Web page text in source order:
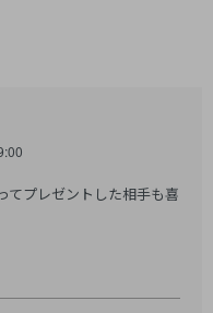
てプレゼントした相手も喜